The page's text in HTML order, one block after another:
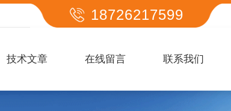
18726217599
技术文章 在线留言 联系我们